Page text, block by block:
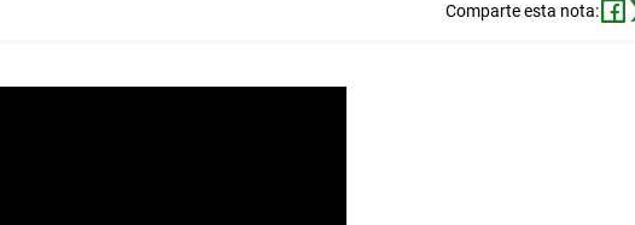
Comparte esta nota: